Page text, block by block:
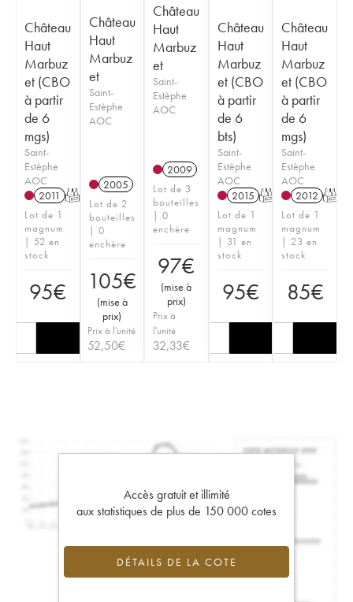
Château
Haut
Marbuz
et (CBO
à partir
de 6
mgs)
Saint-
Estèphe
AOC
2011 T
Lot de 1
magnum
| 52 en
stock
95€
Château
Haut
Marbuz
et
Saint-
Estèphe
AOC
2005
Lot de 2
bouteilles
| 0
enchère
105€
(mise à
prix)
Prix à l'unité
52,50€
Château
Haut
Marbuz
et
Saint-
Estèphe
AOC
2009
Lot de 3
bouteilles
| 0
enchère
97€
(mise à
prix)
Prix à
l'unité
32,33€
Château
Haut
Marbuz
et (CBO
à partir
de 6
bts)
Saint-
Estèphe
AOC
2015 T
Lot de 1
magnum
| 31 en
stock
95€
Château
Haut
Marbuz
et (CBO
à partir
de 6
mgs)
Saint-
Estèphe
AOC
2012 T
Lot de 1
magnum
| 23 en
stock
85€
Accès gratuit et illimité
aux statistiques de plus de 150 000 cotes
DÉTAILS DE LA COTE